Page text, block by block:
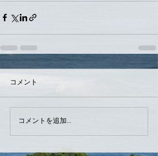
コメント
コメントを追加…